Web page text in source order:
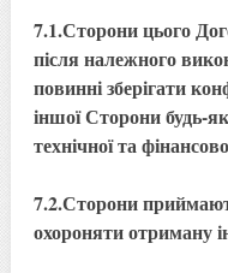
7.1.Сторони цього
після належного
повинні зберігати
іншої Сторони будь-
технічної та
7.2.Сторони
охороняти отриману